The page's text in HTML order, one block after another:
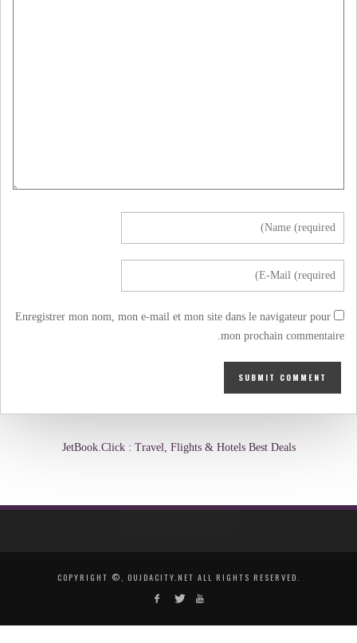
Enregistrer mon nom, mon e-mail et mon site dans le navigateur pour
mon prochain commentaire.
JetBook.Click : Travel, Flights & Hotels Best Deals
COPYRIGHT ©, OUJDACITY.NET ALL RIGHTS RESERVED.